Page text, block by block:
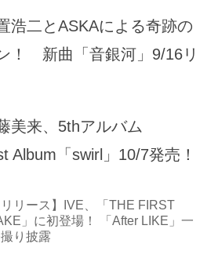
浩二とASKAによる奇跡の
！ 新曲「音銀河」9/16リ
美来、5thアルバム
Album「swirl」10/7発売！
リリース】IVE、「THE FIRST
」に初登場！ 「After LIKE」一
り披露